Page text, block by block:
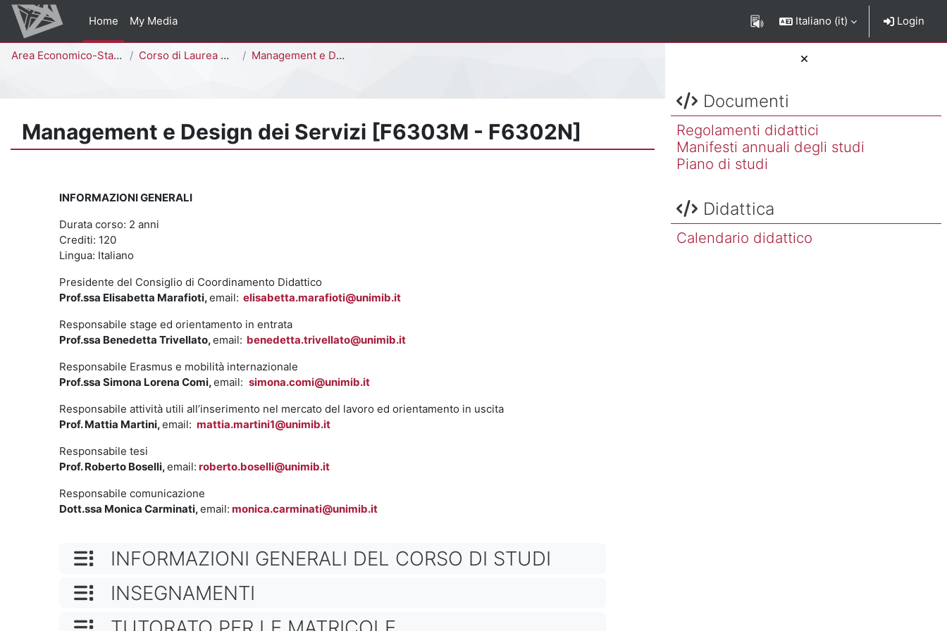
Vai al contenuto principale
Home
My Media Italiano ‎(it)‎ Login
Blocchi
Salta Documenti
Documenti
Regolamenti didattici
Manifesti annuali degli studi
Piano di studi
Salta Didattica
Didattica
Calendario didattico
Percorso della paginaArea Economico-Statistica Corso di Laurea Magistrale Management e Design dei Servizi [F6303M - F6302N]
Management e Design dei Servizi [F6303M - F6302N]
INFORMAZIONI GENERALI
Durata corso: 2 anni
Crediti: 120
Lingua: Italiano
Presidente del Consiglio di Coordinamento Didattico
Prof.ssa Elisabetta Marafioti,email: elisabetta.marafioti@unimib.it
Responsabile stage ed orientamento in entrata
Prof.ssa Benedetta Trivellato,email: benedetta.trivellato@unimib.it
Responsabile Erasmus e mobilità internazionale
Prof.ssa Simona Lorena Comi,email: simona.comi@unimib.it
Responsabile attività utili all’inserimento nel mercato del lavoro ed orientamento in uscita
Prof. Mattia Martini,email: mattia.martini1@unimib.it
Responsabile tesi
Prof. Roberto Boselli,email: roberto.boselli@unimib.it
Responsabile comunicazione
Dott.ssa Monica Carminati,email: monica.carminati@unimib.it
NOME CATEGORIA
INFORMAZIONI GENERALI DEL CORSO DI STUDI
NOME CATEGORIA
INSEGNAMENTI